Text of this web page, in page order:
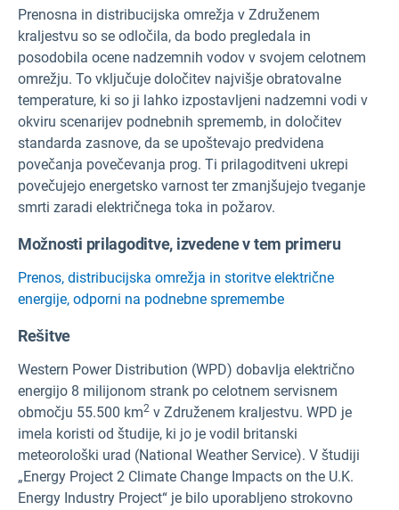
Prenosna in distribucijska omrežja v Združenem
kraljestvu so se odločila, da bodo pregledala in
posodobila ocene nadzemnih vodov v svojem celotnem
omrežju. To vključuje določitev najvišje obratovalne
temperature, ki so ji lahko izpostavljeni nadzemni vodi v
okviru scenarijev podnebnih sprememb, in določitev
standarda zasnove, da se upoštevajo predvidena
povečanja povečevanja prog. Ti prilagoditveni ukrepi
povečujejo energetsko varnost ter zmanjšujejo tveganje
smrti zaradi električnega toka in požarov.
Možnosti prilagoditve, izvedene v tem primeru
Prenos, distribucijska omrežja in storitve električne
energije, odporni na podnebne spremembe
Rešitve
Western Power Distribution (WPD) dobavlja električno
energijo 8 milijonom strank po celotnem servisnem
območju 55.500 km2 v Združenem kraljestvu. WPD je
imela koristi od študije, ki jo je vodil britanski
meteorološki urad (National Weather Service). V študiji
„Energy Project 2 Climate Change Impacts on the U.K.
Energy Industry Project“ je bilo uporabljeno strokovno